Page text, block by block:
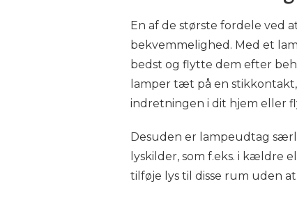
En af de største fordele ved
bekvemmelighed. Med et
bedst og flytte dem efter
lamper tæt på en
indretningen i dit hjem eller
Desuden er lampeudtag
lyskilder, som f.eks. i
tilføje lys til disse rum uden